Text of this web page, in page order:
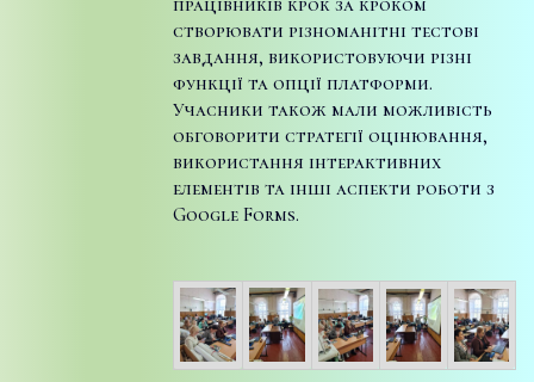
створювати різноманітні тестові
завдання, використовуючи різні
функції та опції платформи.
Учасники також мали можливість
обговорити стратегії оцінювання,
використання інтерактивних
елементів та інші аспекти роботи з
Google Forms.